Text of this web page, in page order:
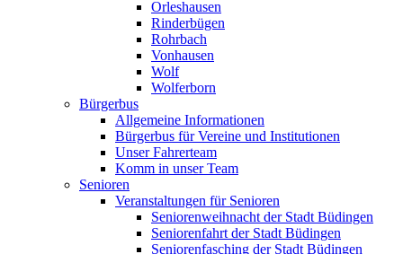
Orleshausen
Rinderbügen
Rohrbach
Vonhausen
Wolf
Wolferborn
Bürgerbus
Allgemeine Informationen
Bürgerbus für Vereine und Institutionen
Unser Fahrerteam
Komm in unser Team
Senioren
Veranstaltungen für Senioren
Seniorenweihnacht der Stadt Büdingen
Seniorenfahrt der Stadt Büdingen
Seniorenfasching der Stadt Büdingen